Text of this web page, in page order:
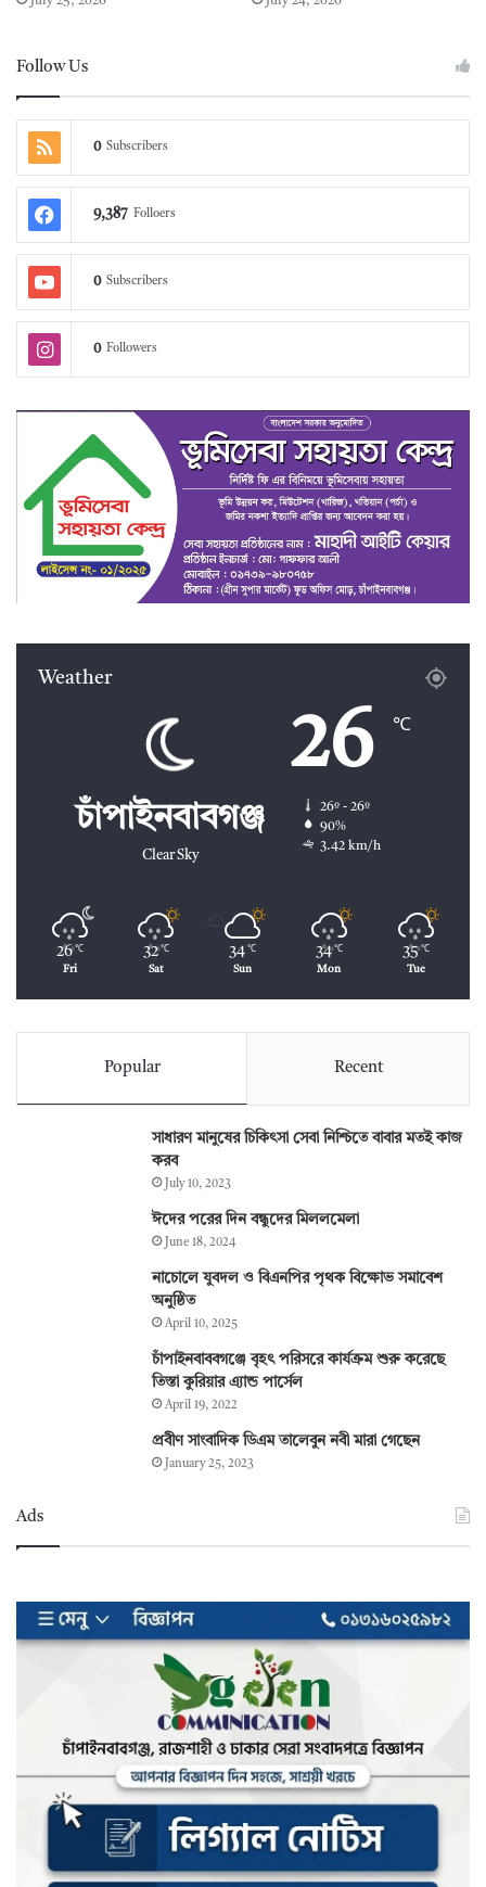
Follow Us
0 Subscribers
9,387 Folloers
0 Subscribers
0 Followers
Weather
চাঁপাইনবাবগঞ্জ
Clear Sky
26 ℃
26º - 26º
90%
3.42 km/h
26 ℃
Fri
32 ℃
Sat
34 ℃
Sun
34 ℃
Mon
35 ℃
Tue
Popular Recent
সাধারণ মানুষের চিকিৎসা সেবা নিশ্চিতে বাবার মতই কাজ
করব
July 10, 2023
ঈদের পরের দিন বন্ধুদের মিললমেলা
June 18, 2024
নাচোলে যুবদল ও বিএনপির পৃথক বিক্ষোভ সমাবেশ
অনুষ্ঠিত
April 10, 2025
চাঁপাইনবাববগঞ্জে বৃহৎ পরিসরে কার্যক্রম শুরু করেছে
তিস্তা কুরিয়ার এ্যান্ড পার্সেল
April 19, 2022
প্রবীণ সাংবাদিক ডিএম তালেবুন নবী মারা গেছেন
January 25, 2023
Ads